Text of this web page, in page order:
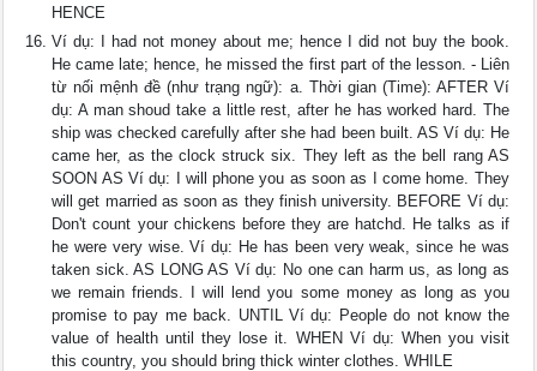
HENCE
Ví dụ: I had not money about me; hence I did not buy the book.
He came late; hence, he missed the first part of the lesson. - Liên
từ nối mệnh đề (như trạng ngữ): a. Thời gian (Time): AFTER Ví
dụ: A man shoud take a little rest, after he has worked hard. The
ship was checked carefully after she had been built. AS Ví dụ: He
came her, as the clock struck six. They left as the bell rang AS
SOON AS Ví dụ: I will phone you as soon as I come home. They
will get married as soon as they finish university. BEFORE Ví dụ:
Don't count your chickens before they are hatchd. He talks as if
he were very wise. Ví dụ: He has been very weak, since he was
taken sick. AS LONG AS Ví dụ: No one can harm us, as long as
we remain friends. I will lend you some money as long as you
promise to pay me back. UNTIL Ví dụ: People do not know the
value of health until they lose it. WHEN Ví dụ: When you visit
this country, you should bring thick winter clothes. WHILE